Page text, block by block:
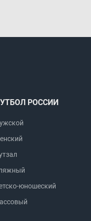
РОССИИ
юношеский